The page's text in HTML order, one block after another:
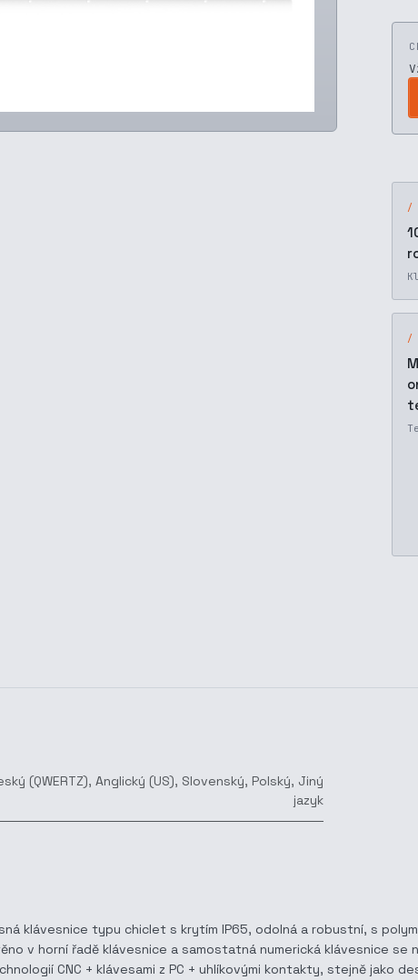
/
/
(QWERTZ), Anglický (US), Slovenský, Polský, Jiný
jazyk
klávesnice typu chiclet s krytím IP65, odolná a robustní, s
v horní řadě klávesnice a samostatná numerická klávesnice
CNC + klávesami z PC + uhlíkovými kontakty, stejně